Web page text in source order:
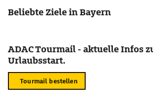
Beliebte Ziele in Bayern
ADAC Tourmail - aktuelle Infos
Urlaubsstart.
Tourmail bestellen